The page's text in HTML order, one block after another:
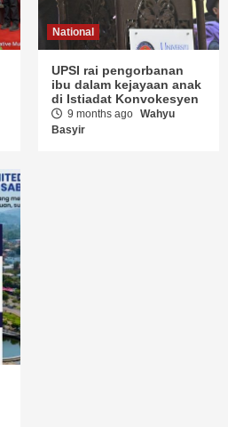
National
UPSI rai pengorbanan
ibu dalam kejayaan anak
di Istiadat Konvokesyen
9 months ago Wahyu
Basyir